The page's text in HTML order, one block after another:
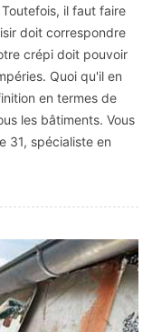
il faut faire
doit correspondre
crépi doit pouvoir
Quoi qu'il en
en termes de
les bâtiments. Vous
31, spécialiste en